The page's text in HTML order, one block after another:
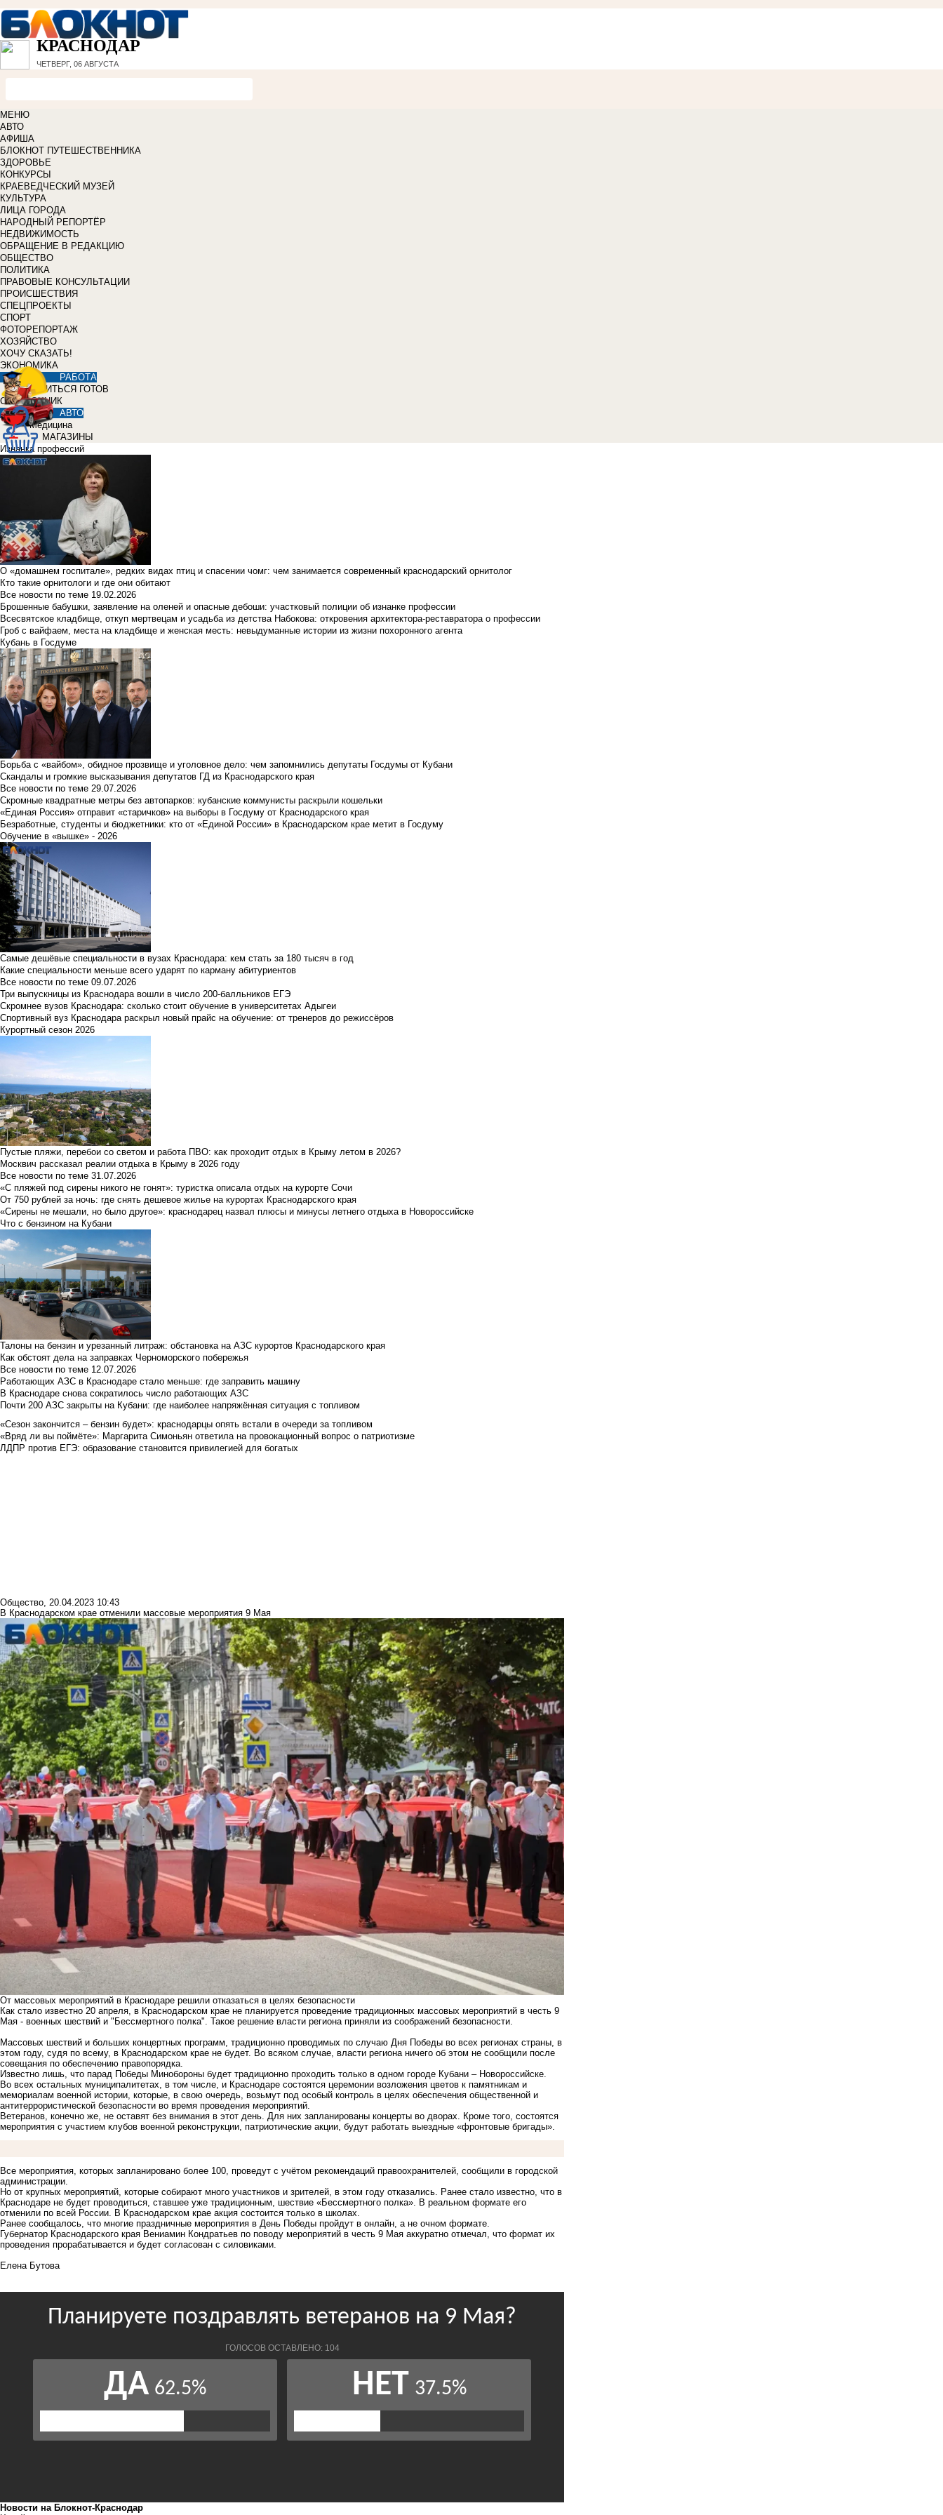
КРАСНОДАР
ЧЕТВЕРГ, 06 АВГУСТА
МЕНЮ
АВТО
АФИША
БЛОКНОТ ПУТЕШЕСТВЕННИКА
ЗДОРОВЬЕ
КОНКУРСЫ
КРАЕВЕДЧЕСКИЙ МУЗЕЙ
КУЛЬТУРА
ЛИЦА ГОРОДА
НАРОДНЫЙ РЕПОРТЁР
НЕДВИЖИМОСТЬ
ОБРАЩЕНИЕ В РЕДАКЦИЮ
ОБЩЕСТВО
ПОЛИТИКА
ПРАВОВЫЕ КОНСУЛЬТАЦИИ
ПРОИСШЕСТВИЯ
СПЕЦПРОЕКТЫ
СПОРТ
ФОТОРЕПОРТАЖ
ХОЗЯЙСТВО
ХОЧУ СКАЗАТЬ!
ЭКОНОМИКА
РАБОТА
УЧИТЬСЯ ГОТОВ
СПРАВОЧНИК
АВТО
Медицина
МАГАЗИНЫ
Изнанка профессий
О «домашнем госпитале», редких видах птиц и спасении чомг: чем занимается современный краснодарский орнитолог
Кто такие орнитологи и где они обитают
Все новости по теме 19.02.2026
Брошенные бабушки, заявление на оленей и опасные дебоши: участковый полиции об изнанке профессии
Всесвятское кладбище, откуп мертвецам и усадьба из детства Набокова: откровения архитектора-реставратора о профессии
Гроб с вайфаем, места на кладбище и женская месть: невыдуманные истории из жизни похоронного агента
Кубань в Госдуме
Борьба с «вайбом», обидное прозвище и уголовное дело: чем запомнились депутаты Госдумы от Кубани
Скандалы и громкие высказывания депутатов ГД из Краснодарского края
Все новости по теме 29.07.2026
Скромные квадратные метры без автопарков: кубанские коммунисты раскрыли кошельки
«Единая Россия» отправит «старичков» на выборы в Госдуму от Краснодарского края
Безработные, студенты и бюджетники: кто от «Единой России» в Краснодарском крае метит в Госдуму
Обучение в «вышке» - 2026
Самые дешёвые специальности в вузах Краснодара: кем стать за 180 тысяч в год
Какие специальности меньше всего ударят по карману абитуриентов
Все новости по теме 09.07.2026
Три выпускницы из Краснодара вошли в число 200-балльников ЕГЭ
Скромнее вузов Краснодара: сколько стоит обучение в университетах Адыгеи
Спортивный вуз Краснодара раскрыл новый прайс на обучение: от тренеров до режиссёров
Курортный сезон 2026
Пустые пляжи, перебои со светом и работа ПВО: как проходит отдых в Крыму летом в 2026?
Москвич рассказал реалии отдыха в Крыму в 2026 году
Все новости по теме 31.07.2026
«С пляжей под сирены никого не гонят»: туристка описала отдых на курорте Сочи
От 750 рублей за ночь: где снять дешевое жилье на курортах Краснодарского края
«Сирены не мешали, но было другое»: краснодарец назвал плюсы и минусы летнего отдыха в Новороссийске
Что с бензином на Кубани
Талоны на бензин и урезанный литраж: обстановка на АЗС курортов Краснодарского края
Как обстоят дела на заправках Черноморского побережья
Все новости по теме 12.07.2026
Работающих АЗС в Краснодаре стало меньше: где заправить машину
В Краснодаре снова сократилось число работающих АЗС
Почти 200 АЗС закрыты на Кубани: где наиболее напряжённая ситуация с топливом
«Сезон закончится – бензин будет»: краснодарцы опять встали в очереди за топливом
«Вряд ли вы поймёте»: Маргарита Симоньян ответила на провокационный вопрос о патриотизме
ЛДПР против ЕГЭ: образование становится привилегией для богатых
Общество, 20.04.2023 10:43
В Краснодарском крае отменили массовые мероприятия 9 Мая
От массовых мероприятий в Краснодаре решили отказаться в целях безопасности
Как стало известно 20 апреля, в Краснодарском крае не планируется проведение традиционных массовых мероприятий в честь 9
Мая - военных шествий и "Бессмертного полка". Такое решение власти региона приняли из соображений безопасности.
Массовых шествий и больших концертных программ, традиционно проводимых по случаю Дня Победы во всех регионах страны, в
этом году, судя по всему, в Краснодарском крае не будет. Во всяком случае, власти региона ничего об этом не сообщили после
совещания по обеспечению правопорядка.
Известно лишь, что парад Победы Минобороны будет традиционно проходить только в одном городе Кубани – Новороссийске.
Во всех остальных муниципалитетах, в том числе, и Краснодаре состоятся церемонии возложения цветов к памятникам и
мемориалам военной истории, которые, в свою очередь, возьмут под особый контроль в целях обеспечения общественной и
антитеррористической безопасности во время проведения мероприятий.
Ветеранов, конечно же, не оставят без внимания в этот день. Для них запланированы концерты во дворах. Кроме того, состоятся
мероприятия с участием клубов военной реконструкции, патриотические акции, будут работать выездные «фронтовые бригады».
Все мероприятия, которых запланировано более 100, проведут с учётом рекомендаций правоохранителей, сообщили в городской
администрации.
Но от крупных мероприятий, которые собирают много участников и зрителей, в этом году отказались. Ранее стало известно, что в
Краснодаре не будет проводиться, ставшее уже традиционным, шествие «Бессмертного полка». В реальном формате его
отменили по всей России. В Краснодарском крае акция состоится только в школах
Ранее сообщалось, что многие праздничные мероприятия в День Победы пройдут в онлайн, а не очном формате.
Губернатор Краснодарского края Вениамин Кондратьев по поводу мероприятий в честь 9 Мая аккуратно отмечал , что формат их
проведения прорабатывается и будет согласован с силовиками.
Елена Бутова
Новости на Блoкнoт-Краснодар